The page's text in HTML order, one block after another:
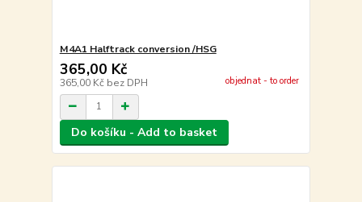
M4A1 Halftrack conversion /HSG
365,00 Kč
365,00 Kč bez DPH objednat - to order
Do košíku - Add to basket